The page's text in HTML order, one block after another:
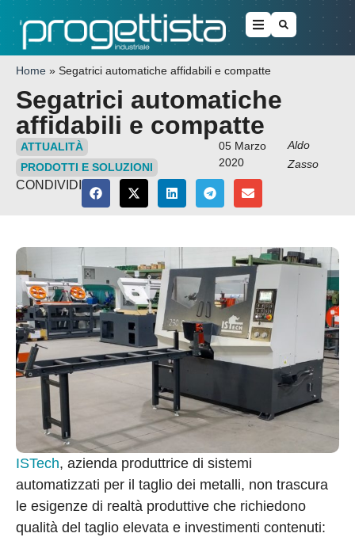
Home » Segatrici automatiche affidabili e compatte
Segatrici automatiche
affidabili e compatte
ATTUALITÀ
PRODOTTI E SOLUZIONI
05 Marzo
2020
Aldo
Zasso
CONDIVIDI
ISTech, azienda produttrice di sistemi
automatizzati per il taglio dei metalli, non trascura
le esigenze di realtà produttive che richiedono
qualità del taglio elevata e investimenti contenuti: